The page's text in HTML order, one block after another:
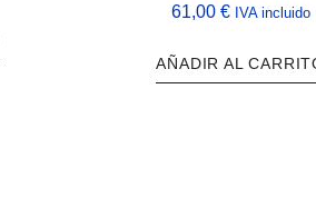
61,00 € IVA incluido
AÑADIR AL